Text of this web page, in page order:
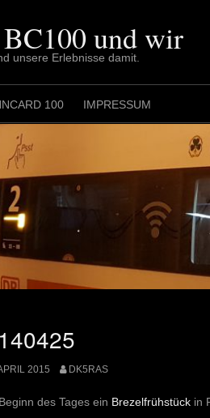
und wir
unsere Erlebnisse damit.
100 IMPRESSUM
2015 DK5RAS
des Tages ein Brezelfrühstück in